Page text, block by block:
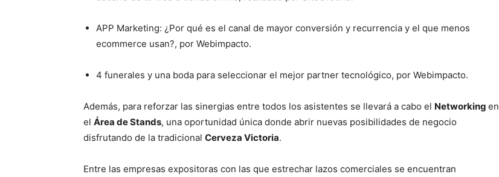
APP Marketing: ¿Por qué es el canal de mayor conversión y recurrencia y el que menos
ecommerce usan?, por Webimpacto.
4 funerales y una boda para seleccionar el mejor partner tecnológico, por Webimpacto.
Además, para reforzar las sinergias entre todos los asistentes se llevará a cabo el Networking en
el Área de Stands, una oportunidad única donde abrir nuevas posibilidades de negocio
disfrutando de la tradicional Cerveza Victoria.
Entre las empresas expositoras con las que estrechar lazos comerciales se encuentran